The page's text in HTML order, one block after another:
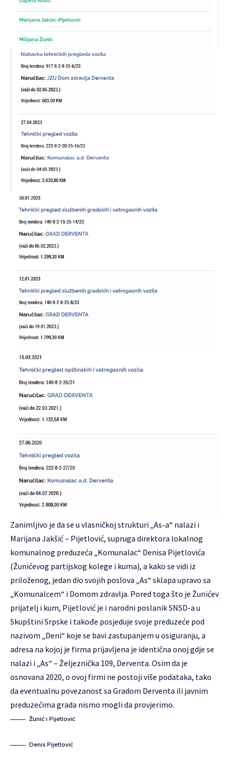
Zanimljivo je da se u vlasničkoj strukturi „As-a“ nalazi i
Marijana Jakšić – Pijetlović, supruga direktora lokalnog
komunalnog preduzeća „Komunalac“ Denisa Pijetlovića
(Žunićevog partijskog kolege i kuma), a kako se vidi iz
priloženog, jedan dio svojih poslova „As“ sklapa upravo sa
„Komunalcem“ i Domom zdravlja. Pored toga što je Žunićev
prijatelj i kum, Pijetlović je i narodni poslanik SNSD-a u
Skupštini Srpske i takođe posjeduje svoje preduzeće pod
nazivom „Deni“ koje se bavi zastupanjem u osiguranju, a
adresa na kojoj je firma prijavljena je identična onoj gdje se
nalazi i „As“ – Željeznička 109, Derventa. Osim da je
osnovana 2020, o ovoj firmi ne postoji više podataka, tako
da eventualnu povezanost sa Gradom Derventa ili javnim
preduzećima grada nismo mogli da provjerimo.
Žunić i Pijetlović
Denis Pijetlović